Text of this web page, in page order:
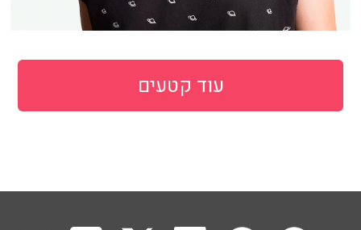
עוד קטעים